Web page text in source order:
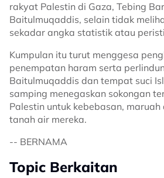
rakyat Palestin di Gaza, Tebing
Baitulmuqaddis, selain tidak
sekadar angka statistik atau
Kumpulan itu turut menggesa
penempatan haram serta
Baitulmuqaddis dan tempat suci
samping menegaskan sokongan
Palestin untuk kebebasan, maruah
tanah air mereka.
-- BERNAMA
Topic Berkaitan